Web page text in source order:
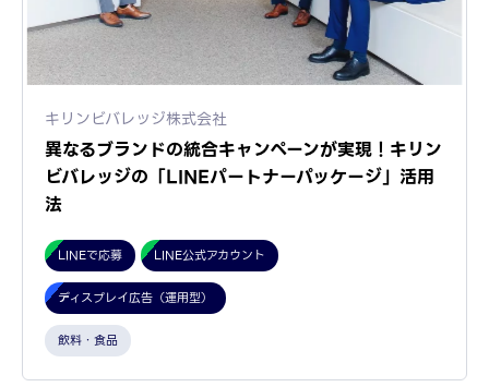
キリンビバレッジ株式会社
異なるブランドの統合キャンペーンが実現！キリン
ビバレッジの「LINEパートナーパッケージ」活用
法
LINEで応募 LINE公式アカウント
ディスプレイ広告（運用型）
飲料・食品